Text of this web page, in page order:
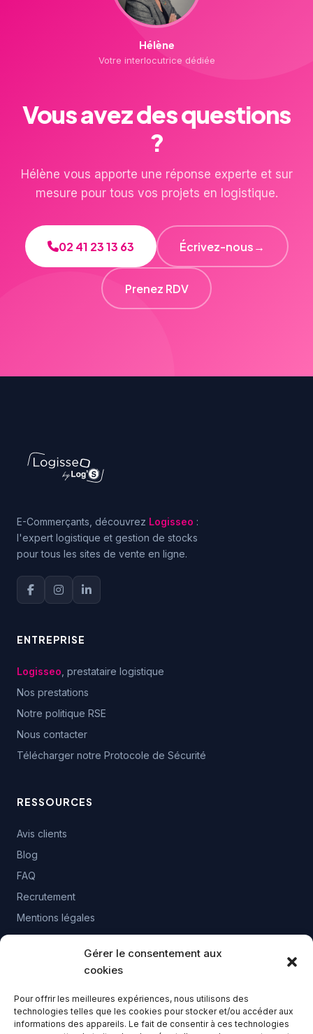
Gérer le consentement aux
cookies
Pour offrir les meilleures expériences, nous utilisons des
technologies telles que les cookies pour stocker et/ou accéder aux
informations des appareils. Le fait de consentir à ces technologies
Vous avez des questions
?
Hélène vous apporte une réponse experte et sur
mesure pour tous vos projets en logistique.
02 41 23 13 63 Écrivez-nous→
Prenez RDV
Hélène
Votre interlocutrice dédiée
E-Commerçants, découvrez Logisseo :
l'expert logistique et gestion de stocks
pour tous les sites de vente en ligne.
ENTREPRISE
Logisseo , prestataire logistique
Nos prestations
Notre politique RSE
Nous contacter
Télécharger notre Protocole de Sécurité
RESSOURCES
Avis clients
Blog
FAQ
Recrutement
Mentions légales
02 41 23 13 63
28-30 Bd Gaston Birgé 49100 ANGERS